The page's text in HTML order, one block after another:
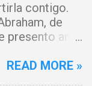
contigo.
de
presento ante
la maldad.
READ MORE »